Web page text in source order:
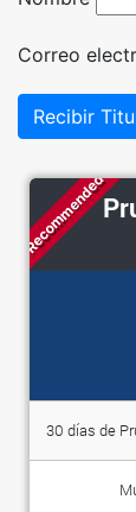
Correo
Recibir
Recommended
30 días de